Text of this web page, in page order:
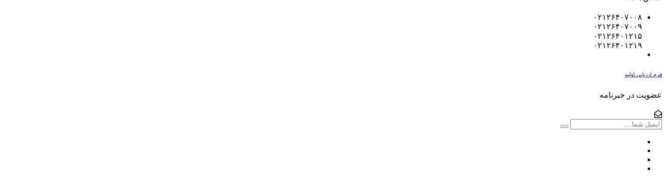
۰۲۱۲۶۴۰۷۰۰۸
۰۲۱۲۶۴۰۷۰۰۹
۰۲۱۲۶۴۰۱۲۱۵
۰۲۱۲۶۴۰۱۲۱۹
فرم ارزیابی اولیه
عضویت در خبرنامه